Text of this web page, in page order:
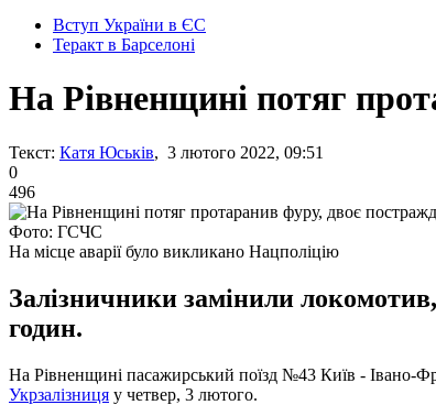
Вступ України в ЄС
Теракт в Барселоні
На Рівненщині потяг
Текст: Катя Юськів, 3 лютого 2022, 09:51
0
496
Фото: ГСЧС
На місце аварії було викликано Нацполіцію
Залізничники замінили
годин.
На Рівненщині пасажирський поїзд №43 Київ - Івано-
Укрзалізниця у четвер, 3 лютого.